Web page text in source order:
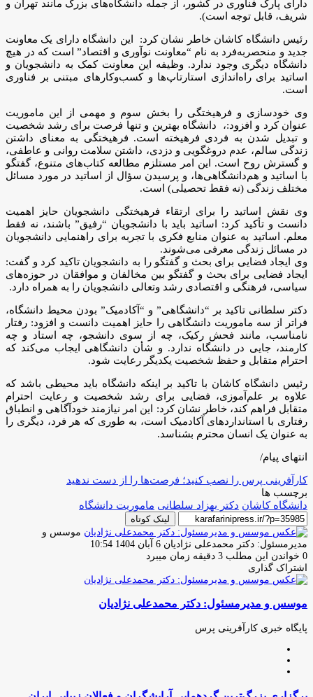
دارای پارک فناوری در کشور، از جمله دانشگاه‌های بزرگ مانند تهران و
شریف، قابل توجه است).
رئیس دانشگاه کاشان خاطر نشان کرد: این دانشگاه دارای یک معاونت
جدید و منحصربه‌فرد به نام “معاونت نوآوری و اقتصاد” است که در هیچ
دانشگاه دیگری وجود ندارد. وظیفه این معاونت کمک به دانشجویان و
اساتید برای راه‌اندازی استارتاپ‌ها و کسب‌وکارهای مبتنی بر فناوری
است.
وی خودسازی و فرهیختگی را بخش سوم و مهمی از این ماموریت
عنوان کرد و افزود:، دانشگاه بهترین و تنها فرصت برای رشد شخصیت
و تبدیل شدن به فردی فرهیخته است. فرهیختگی به معنای داشتن
زندگی سالم، عدم دروغگویی و دزدی، داشتن سلامت روانی و عاطفی،
و گسترش روح است. این امر مستلزم مطالعه کتاب‌های متنوع، گفتگو
با اساتید و هم‌دانشگاهی‌ها، و پرسیدن سؤال از اساتید در مورد مسائل
مختلف زندگی (نه فقط تحصیلی) است.
وی نقش اساتید را برای ارتقاء فرهیختگی دانشجویان حایز اهمیت
دانست و تأکید کرد: اساتید باید با دانشجویان “رفیق” باشند، نه فقط
معلم. اساتید به عنوان منابع فکری با تجربه برای راهنمایی دانشجویان
در مسائل زندگی معرفی می‌شوند.
وی ایجاد فضایی برای بحث و گفتگو را به دانشجویان تاکید کرد و گفت:
ایجاد فضایی برای بحث و گفتگو بین مخالفان و موافقان در حوزه‌های
سیاسی، فرهنگی و اقتصادی رشد وتعالی دانشجویان را به همراه دارد.
دکتر سلطانی تاکید بر “دانشگاهی” و “آکادمیک” بودن محیط دانشگاه،
فراتر از سه ماموریت دانشگاهی را حایز اهمیت دانست و افزود: رفتار
نامناسب، مانند فحش رکیک، چه از سوی دانشجو، چه استاد و چه
کارمند، جایی در دانشگاه ندارد. و شأن دانشگاهی ایجاب می‌کند که
احترام متقابل و حفظ شخصیت یکدیگر رعایت شود.
رئیس دانشگاه کاشان با تاکید بر اینکه دانشگاه باید محیطی باشد که
علاوه بر علم‌آموزی، فضایی برای رشد شخصیت و رعایت احترام
متقابل فراهم کند، خاطر نشان کرد: این امر نیازمند خودآگاهی و انطباق
رفتاری با استانداردهای آکادمیک است، به طوری که هر فرد، دیگری را
به عنوان یک انسان محترم بشناسد.
انتهای پیام/
کارآفرینی پرس را نصب کنید؛ فرصت‌ها را از دست ندهید
برچسب ها
دانشگاه کاشان دکتر بهزاد سلطانی ماموریت دانشگاه
لینک کوتاه
موسس و
مدیرمسئول: دکتر محمدعلی نژادیان ارسال
ایمیل
6 آبان 1404 10:54
0 خواندن این مطلب 3 دقیقه زمان میبرد
اشتراک گذاری
فیس
توئیتر
لینکدین
واتس
تلگرام
اشتراک
از
ایمیل
چاپ
موسس و مدیرمسئول: دکتر محمدعلی نژادیان
پایگاه خبری کارآفرینی پرس
برگزاری